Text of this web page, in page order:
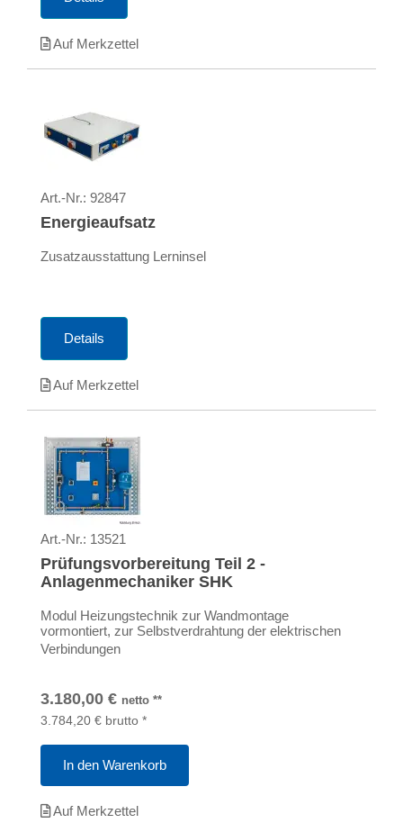
Auf Merkzettel
Art.-Nr.: 92847
Energieaufsatz
Zusatzausstattung Lerninsel
Details
Auf Merkzettel
Art.-Nr.: 13521
Prüfungsvorbereitung Teil 2 -
Anlagenmechaniker SHK
Modul Heizungstechnik zur Wandmontage
vormontiert, zur Selbstverdrahtung der elektrischen
Verbindungen
3.180,00 € netto **
3.784,20 € brutto *
In den Warenkorb
Auf Merkzettel